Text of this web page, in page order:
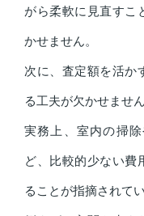
がら柔軟に見直すこ
かせません。
次に、査定額を活か
る工夫が欠かせません
実務上、室内の掃
ど、比較的少ない費
ることが指摘されてい